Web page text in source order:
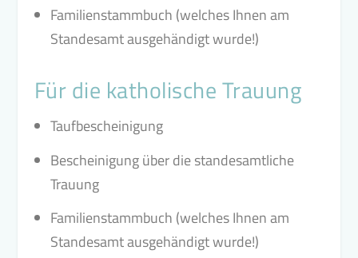
Familienstammbuch (welches Ihnen am
Standesamt ausgehändigt wurde!)
Für die katholische Trauung
Taufbescheinigung
Bescheinigung über die standesamtliche
Trauung
Familienstammbuch (welches Ihnen am
Standesamt ausgehändigt wurde!)